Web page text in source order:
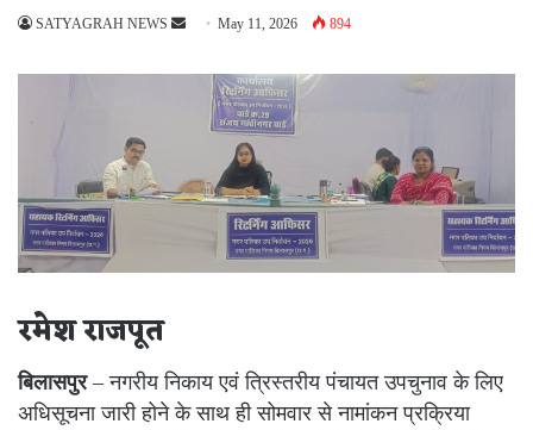
SATYAGRAH NEWS
Send May 11, 2026 894
रमेश राजपूत
बिलासपुर– नगरीय निकाय एवं त्रिस्तरीय पंचायत उपचुनाव के लिए
अधिसूचना जारी होने के साथ ही सोमवार से नामांकन प्रक्रिया